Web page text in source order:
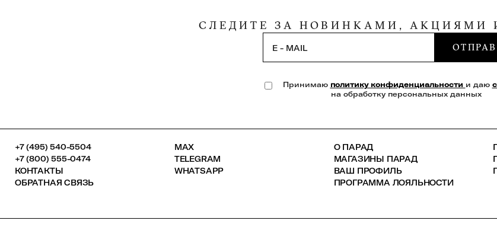
СЛЕДИТЕ ЗА НОВИНКАМИ, АКЦИЯМИ
E - MAIL
Принимаю политику конфиденциальности и даю
на обработку персональных данных
+7 (495) 540-5504
+7 (800) 555-0474
КОНТАКТЫ
ОБРАТНАЯ СВЯЗЬ
MAX
TELEGRAM
WHATSAPP
О ПАРАД
МАГАЗИНЫ ПАРАД
ВАШ ПРОФИЛЬ
ПРОГРАММА ЛОЯЛЬНОСТИ